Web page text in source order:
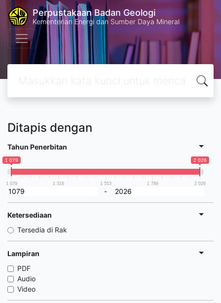
Perpustakaan Badan Geologi
Kementerian Energi dan Sumber Daya Mineral
Ditapis dengan
Tahun Penerbitan
1 079 2 026
1 079 1 316 1 553 1 789 2 026
-
Ketersediaan
Tersedia di Rak
Lampiran
PDF
Audio
Video